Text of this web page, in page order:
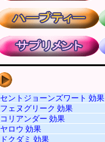
セントジョーンズワート 効果
フェヌグリーク 効果
コリアンダー 効果
ヤロウ 効果
ドクダミ 効果